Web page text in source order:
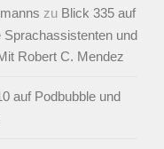
zu Blick 335 auf
Sprachassistenten und
Robert C. Mendez
auf Podbubble und